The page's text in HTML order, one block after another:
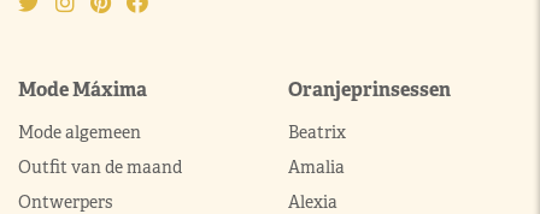
Mode Máxima
Mode algemeen
Outfit van de maand
Ontwerpers
Oranjeprinsessen
Beatrix
Amalia
Alexia